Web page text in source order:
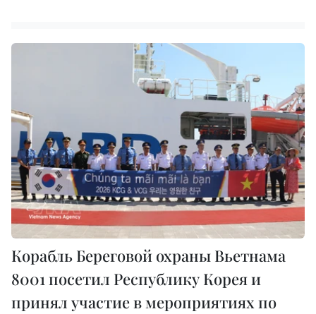
Корабль Береговой охраны Вьетнама
8001 посетил Республику Корея и
принял участие в мероприятиях по